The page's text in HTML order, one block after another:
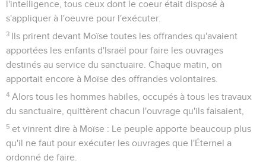
l'intelligence, tous ceux dont le coeur était disposé à
s'appliquer à l'oeuvre pour l'exécuter.
3 Ils prirent devant Moïse toutes les offrandes qu'avaient
apportées les enfants d'Israël pour faire les ouvrages
destinés au service du sanctuaire. Chaque matin, on
apportait encore à Moïse des offrandes volontaires.
4 Alors tous les hommes habiles, occupés à tous les travaux
du sanctuaire, quittèrent chacun l'ouvrage qu'ils faisaient,
5 et vinrent dire à Moïse : Le peuple apporte beaucoup plus
qu'il ne faut pour exécuter les ouvrages que l'Éternel a
ordonné de faire.